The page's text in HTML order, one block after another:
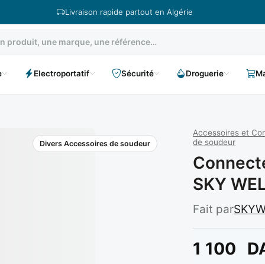
Livraison rapide partout en Algérie
Electroportatif Sécurité Droguerie
Divers Accessoires de soudeur
Accessoires et
de soudeur
SKY
Fait par
1 100